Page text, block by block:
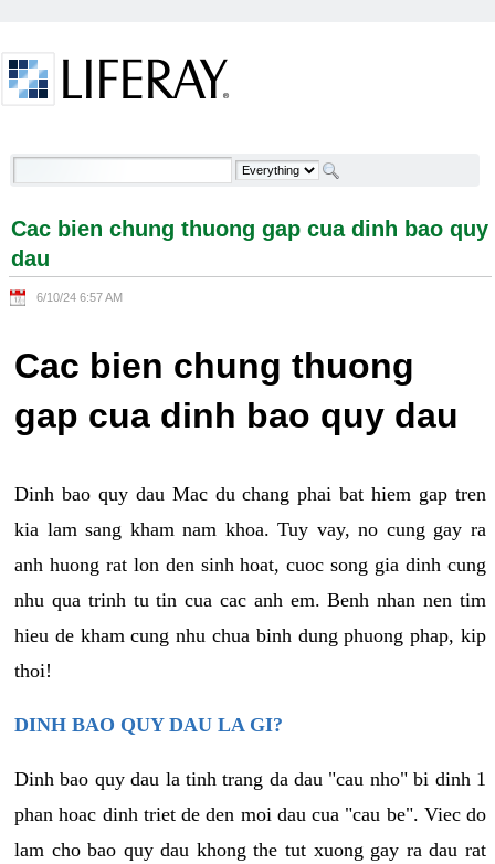
Cac bien chung thuong gap cua dinh bao quy dau -
Cac bien chung thuong gap cua dinh bao quy
dau
6/10/24 6:57 AM
Cac bien chung thuong
gap cua dinh bao quy dau
Dinh bao quy dau Mac du chang phai bat hiem gap tren
kia lam sang kham nam khoa. Tuy vay, no cung gay ra
anh huong rat lon den sinh hoat, cuoc song gia dinh cung
nhu qua trinh tu tin cua cac anh em. Benh nhan nen tim
hieu de kham cung nhu chua binh dung phuong phap, kip
thoi!
DINH BAO QUY DAU LA GI?
Dinh bao quy dau la tinh trang da dau "cau nho" bi dinh 1
phan hoac dinh triet de den moi dau cua "cau be". Viec do
lam cho bao quy dau khong the tut xuong gay ra dau rat